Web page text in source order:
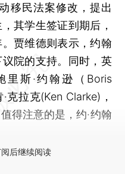
移民法案修改，提出
其学生签证到期后，
贾维德则表示，约翰
院的支持。同时，英
里斯·约翰逊（Boris
克拉克(Ken Clarke)，
得注意的是，约·约翰
后继续阅读